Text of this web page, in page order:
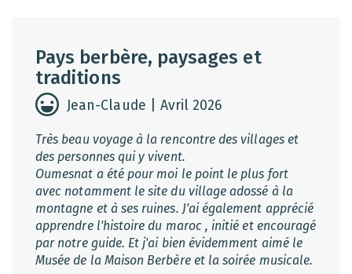
Pays berbère, paysages et
traditions
Jean-Claude | Avril 2026
Très beau voyage à la rencontre des villages et
des personnes qui y vivent.
Oumesnat a été pour moi le point le plus fort
avec notamment le site du village adossé à la
montagne et à ses ruines. J'ai également apprécié
apprendre l'histoire du maroc , initié et encouragé
par notre guide. Et j'ai bien évidemment aimé le
Musée de la Maison Berbère et la soirée musicale.